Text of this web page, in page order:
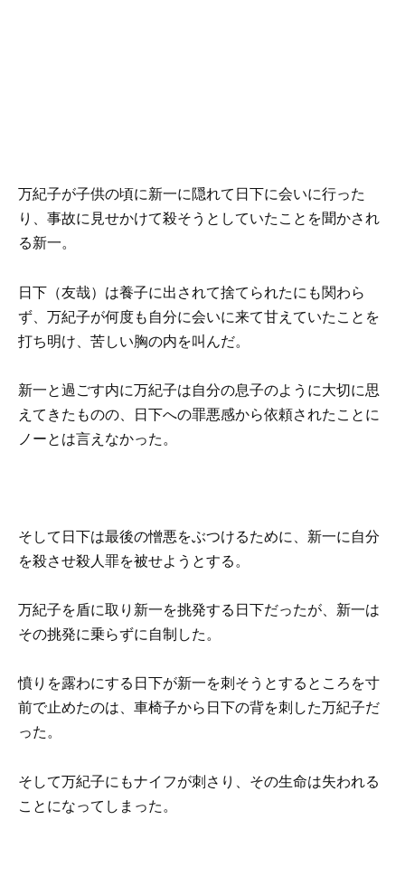
万紀子が子供の頃に新一に隠れて日下に会いに行った
り、事故に見せかけて殺そうとしていたことを聞かされ
る新一。
日下（友哉）は養子に出されて捨てられたにも関わら
ず、万紀子が何度も自分に会いに来て甘えていたことを
打ち明け、苦しい胸の内を叫んだ。
新一と過ごす内に万紀子は自分の息子のように大切に思
えてきたものの、日下への罪悪感から依頼されたことに
ノーとは言えなかった。
そして日下は最後の憎悪をぶつけるために、新一に自分
を殺させ殺人罪を被せようとする。
万紀子を盾に取り新一を挑発する日下だったが、新一は
その挑発に乗らずに自制した。
憤りを露わにする日下が新一を刺そうとするところを寸
前で止めたのは、車椅子から日下の背を刺した万紀子だ
った。
そして万紀子にもナイフが刺さり、その生命は失われる
ことになってしまった。